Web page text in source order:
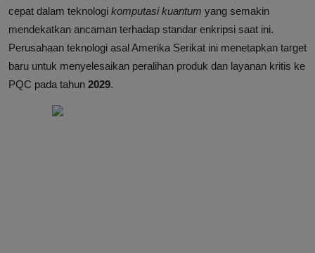
cepat dalam teknologi komputasi kuantum yang semakin
mendekatkan ancaman terhadap standar enkripsi saat ini.
Perusahaan teknologi asal Amerika Serikat ini menetapkan target
baru untuk menyelesaikan peralihan produk dan layanan kritis ke
PQC pada tahun 2029.